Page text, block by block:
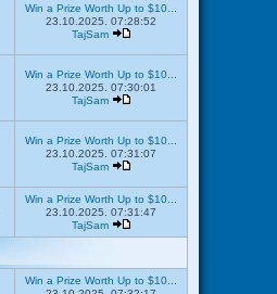
Win a Prize Worth Up to $10...
23.10.2025. 07:28:52
TajSam
Win a Prize Worth Up to $10...
23.10.2025. 07:30:01
TajSam
Win a Prize Worth Up to $10...
23.10.2025. 07:31:07
TajSam
Win a Prize Worth Up to $10...
23.10.2025. 07:31:47
TajSam
Win a Prize Worth Up to $10...